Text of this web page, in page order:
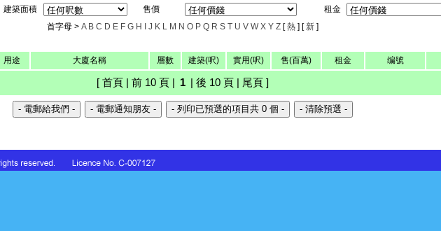
建築面積 售價
租金
首字母 > A B C D E F G H J K L M N O P Q R S T U V W X Y Z [熱 ] [ 新 ]
用途 大廈名稱 層數 建築(呎) 實用(呎) 售(百萬) 租金 编號
[ 首頁 | 前 10 頁 | 1 | 後 10 頁 | 尾頁 ]